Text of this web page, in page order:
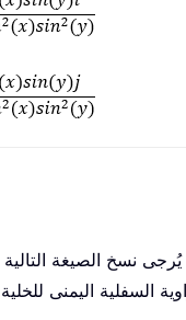
نسخ الصيغة